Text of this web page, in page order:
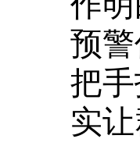
预
把
实